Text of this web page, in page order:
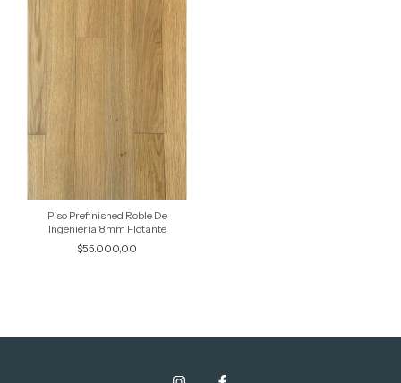
Piso Prefinished Roble De
Ingeniería 8mm Flotante
$55.000,00